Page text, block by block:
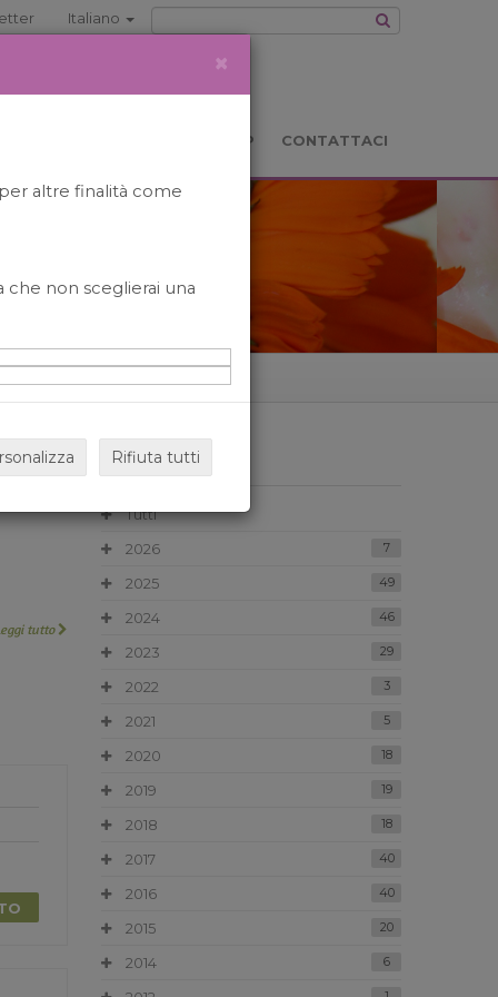
Italiano
BOOKSHOP CONTATTACI
tutto
ARCHIVIO
Tutti
2026
7
2025 49
2024 46
2023 29
2022 3
2021 5
2020 18
2019 19
2018 18
2017 40
2016 40
2015 20
2014 6
×
altre finalità come
che non sceglierai una
Rifiuta tutti